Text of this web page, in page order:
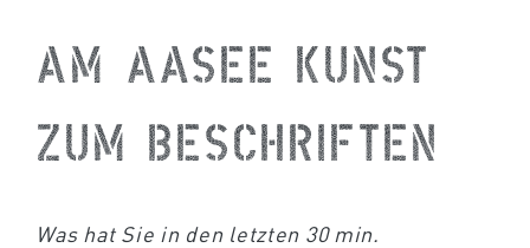
Am Aasee Kunst
zum Beschriften
Was hat Sie in den letzten 30 min.